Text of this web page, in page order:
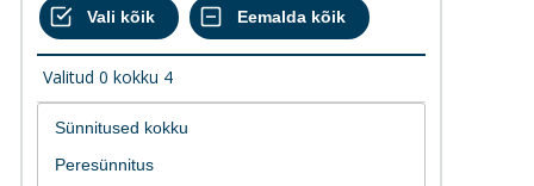
Valitud 0 kokku 4